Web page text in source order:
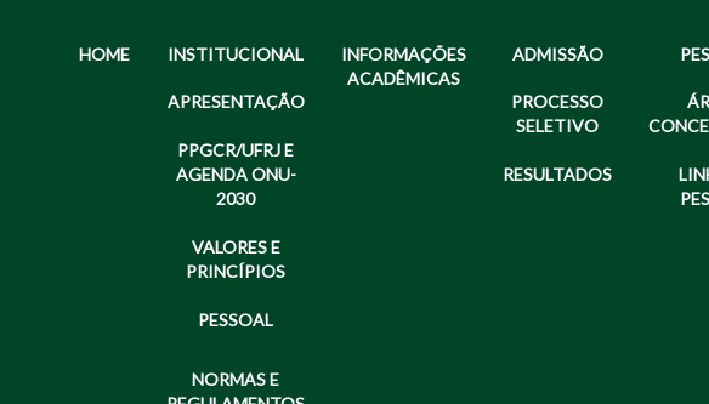
HOME INSTITUCIONAL
APRESENTAÇÃO
PPGCR/UFRJ E
AGENDA ONU-
2030
VALORES E
PRINCÍPIOS
PESSOAL
NORMAS E
INFORMAÇÕES
ACADÊMICAS
ADMISSÃO
PROCESSO
SELETIVO
RESULTADOS